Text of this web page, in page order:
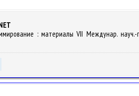
: материалы VII Междунар.